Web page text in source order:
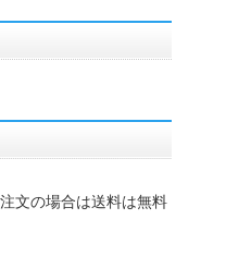
文の場合は送料は無料